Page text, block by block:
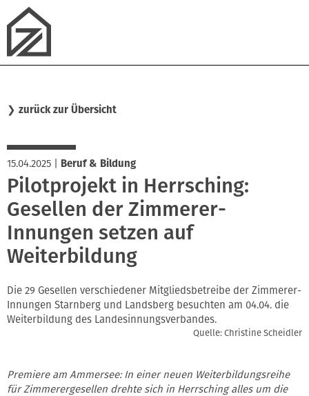
❯ zurück zur Übersicht
15.04.2025 Beruf & Bildung
Pilotprojekt in Herrsching:
Gesellen der Zimmerer-
Innungen setzen auf
Weiterbildung
Die 29 Gesellen verschiedener Mitgliedsbetreibe der Zimmerer-
Innungen Starnberg und Landsberg besuchten am 04.04. die
Weiterbildung des Landesinnungsverbandes.
Quelle: Christine Scheidler
Premiere am Ammersee: In einer neuen Weiterbildungsreihe
für Zimmerergesellen drehte sich in Herrsching alles um die